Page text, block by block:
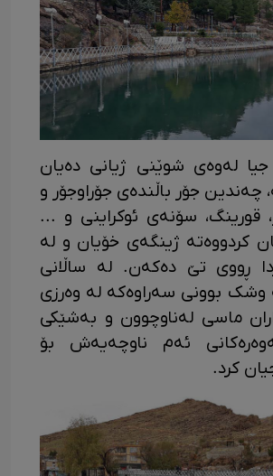
لەوەی شوێنی ژیانی دەیان
چەندین جۆر باڵندەی جۆراوجۆر و
قورینگ، سۆنەی ئوکراینی و ...
کردووەتە ژینگەی خۆیان و لە
ڕووی تێ دەکەن. لە ساڵانی
وشک بوونی سەراوەکە لە وەرزی
ماسی لەناوچوون و بەشێکی
ئەم ناوچەیەش بۆ
کرد.